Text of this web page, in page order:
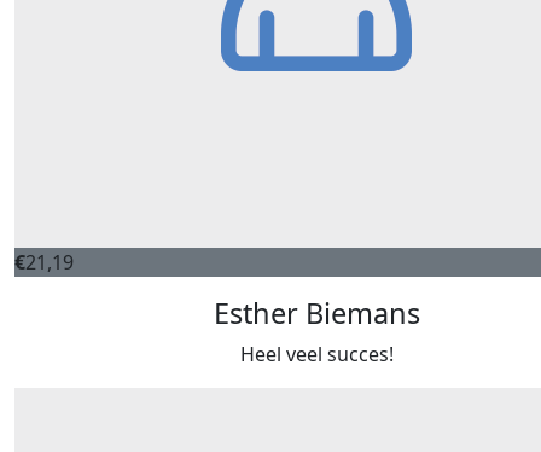
€21,19
Esther Biemans
Heel veel succes!